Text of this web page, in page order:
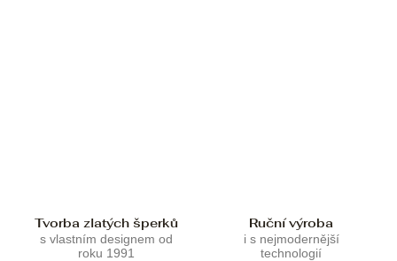
Tvorba zlatých šperků
s vlastním designem od
roku 1991
Ruční výroba
i s nejmodernější
technologií